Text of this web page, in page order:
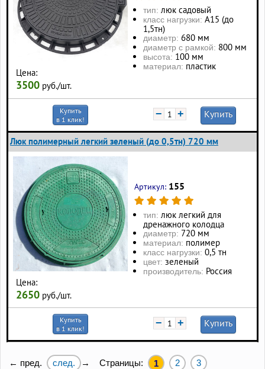
Цена:
3500 руб./шт.
тип: люк садовый
класс нагрузки: А15 (до
1,5тн)
диаметр: 680 мм
диаметр с рамкой: 800 мм
высота: 100 мм
материал: пластик
Купить
в 1 клик!
− + Купить
Люк полимерный легкий зеленый (до 0,5тн) 720 мм
Цена:
2650 руб./шт.
Артикул: 155
тип: люк легкий для
дренажного колодца
диаметр: 720 мм
материал: полимер
класс нагрузки: 0,5 тн
цвет: зеленый
производитель: Россия
Купить
в 1 клик!
− + Купить
← пред. след. → Страницы: 1 2 3